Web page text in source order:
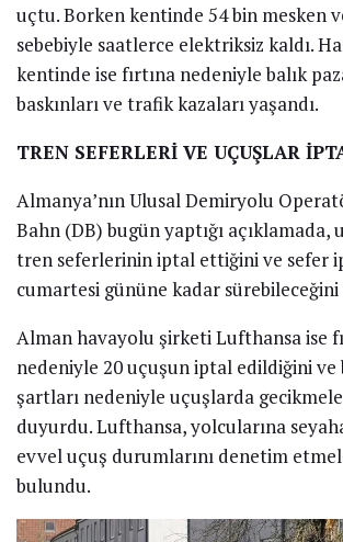
uçtu. Borken kentinde 54 bin mesken
sebebiyle saatlerce elektriksiz kaldı.
kentinde ise fırtına nedeniyle balık
baskınları ve trafik kazaları yaşandı.
TREN SEFERLERİ VE UÇUŞLAR
Almanya’nın Ulusal Demiryolu
Bahn (DB) bugün yaptığı açıklamada,
tren seferlerinin iptal ettiğini ve sefer
cumartesi gününe kadar sürebileceğini
Alman havayolu şirketi Lufthansa ise
nedeniyle 20 uçuşun iptal edildiğini ve
şartları nedeniyle uçuşlarda
duyurdu. Lufthansa, yolcularına
evvel uçuş durumlarını denetim
bulundu.